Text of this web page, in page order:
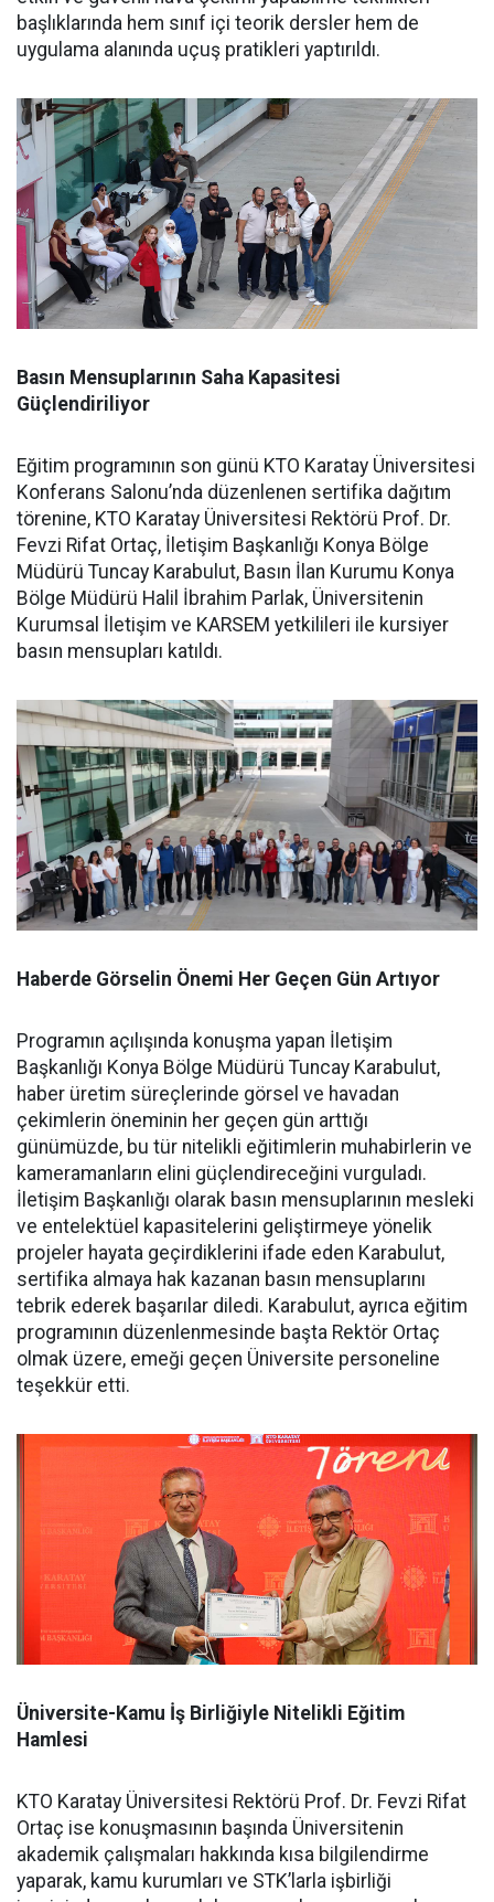
başlıklarında hem sınıf içi teorik dersler hem de
uygulama alanında uçuş pratikleri yaptırıldı.
Basın Mensuplarının Saha Kapasitesi
Güçlendiriliyor
Eğitim programının son günü KTO Karatay Üniversitesi
Konferans Salonu’nda düzenlenen sertifika dağıtım
törenine, KTO Karatay Üniversitesi Rektörü Prof. Dr.
Fevzi Rifat Ortaç, İletişim Başkanlığı Konya Bölge
Müdürü Tuncay Karabulut, Basın İlan Kurumu Konya
Bölge Müdürü Halil İbrahim Parlak, Üniversitenin
Kurumsal İletişim ve KARSEM yetkilileri ile kursiyer
basın mensupları katıldı.
Haberde Görselin Önemi Her Geçen Gün Artıyor
Programın açılışında konuşma yapan İletişim
Başkanlığı Konya Bölge Müdürü Tuncay Karabulut,
haber üretim süreçlerinde görsel ve havadan
çekimlerin öneminin her geçen gün arttığı
günümüzde, bu tür nitelikli eğitimlerin muhabirlerin ve
kameramanların elini güçlendireceğini vurguladı.
İletişim Başkanlığı olarak basın mensuplarının mesleki
ve entelektüel kapasitelerini geliştirmeye yönelik
projeler hayata geçirdiklerini ifade eden Karabulut,
sertifika almaya hak kazanan basın mensuplarını
tebrik ederek başarılar diledi. Karabulut, ayrıca eğitim
programının düzenlenmesinde başta Rektör Ortaç
olmak üzere, emeği geçen Üniversite personeline
teşekkür etti.
Üniversite-Kamu İş Birliğiyle Nitelikli Eğitim
Hamlesi
KTO Karatay Üniversitesi Rektörü Prof. Dr. Fevzi Rifat
Ortaç ise konuşmasının başında Üniversitenin
akademik çalışmaları hakkında kısa bilgilendirme
yaparak, kamu kurumları ve STK’larla işbirliği